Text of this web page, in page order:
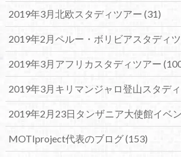
2019年3月北欧スタディツアー (31)
2019年2月ペルー・ボリビアスタディ
2019年3月アフリカスタディツアー
2019年3月キリマンジャロ登山スタデ
2019年2月23日タンザニア大使館イベ
MOTIproject代表のブログ(153)